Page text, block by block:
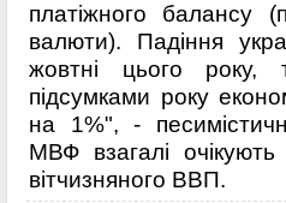
платіжного балансу
валюти). Падіння
жовтні цього
підсумками року
на 1%", -
МВФ взагалі
вітчизняного ВВП.